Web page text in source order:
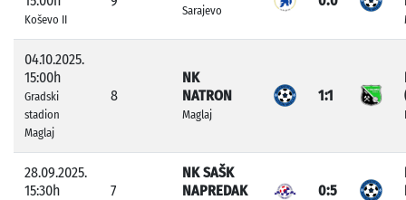
Koševo II
Sarajevo
04.10.2025.
15:00h
Gradski
stadion
Maglaj
8
NK
NATRON
Maglaj
1:1
28.09.2025.
15:30h
7
NK SAŠK
NAPREDAK
0:5